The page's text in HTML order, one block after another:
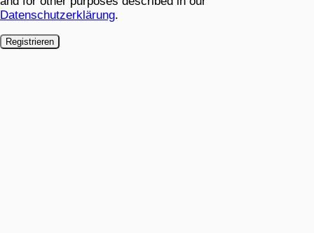
Datenschutzerklärung.
Registrieren